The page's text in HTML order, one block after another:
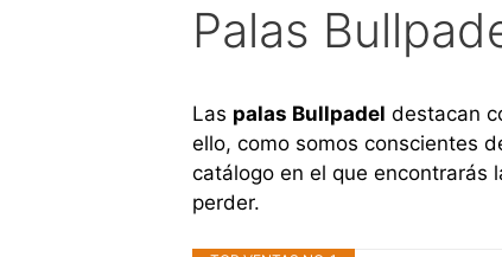
Palas
Las palas Bullpadel destacan
ello, como somos conscientes
catálogo en el que encontrarás
perder.